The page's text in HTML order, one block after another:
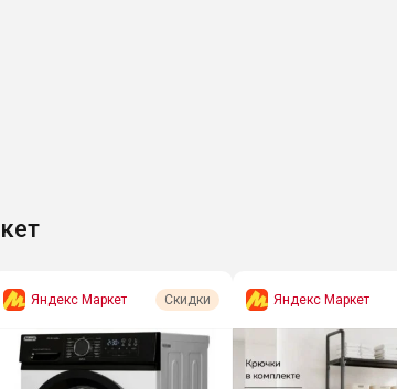
Яндекс Маркет Скидки Яндекс Маркет